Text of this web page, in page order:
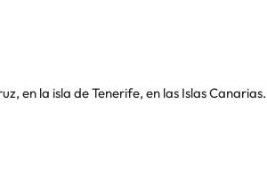
en la isla de Tenerife, en las Islas
y restaurante donde ofrecen el